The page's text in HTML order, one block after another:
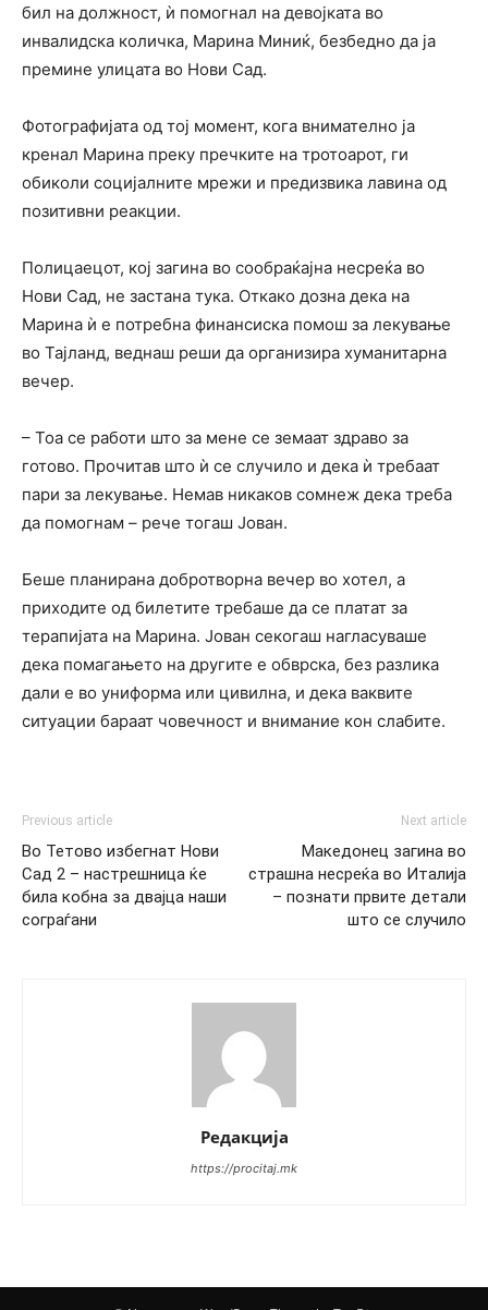
бил на должност, ѝ помогнал на девојката во
инвалидска количка, Марина Миниќ, безбедно да ја
премине улицата во Нови Сад.
Фотографијата од тој момент, кога внимателно ја
кренал Марина преку пречките на тротоарот, ги
обиколи социјалните мрежи и предизвика лавина од
позитивни реакции.
Полицаецот, кој загина во сообраќајна несреќа во
Нови Сад, не застана тука. Откако дозна дека на
Марина ѝ е потребна финансиска помош за лекување
во Тајланд, веднаш реши да организира хуманитарна
вечер.
– Тоа се работи што за мене се земаат здраво за
готово. Прочитав што ѝ се случило и дека ѝ требаат
пари за лекување. Немав никаков сомнеж дека треба
да помогнам – рече тогаш Јован.
Беше планирана добротворна вечер во хотел, а
приходите од билетите требаше да се платат за
терапијата на Марина. Јован секогаш нагласуваше
дека помагањето на другите е обврска, без разлика
дали е во униформа или цивилна, и дека ваквите
ситуации бараат човечност и внимание кон слабите.
Previous article
Во Тетово избегнат Нови
Сад 2 – настрешница ќе
била кобна за двајца наши
сограѓани
Next article
Македонец загина во
страшна несреќа во Италија
– познати првите детали
што се случило
Редакција
https://procitaj.mk